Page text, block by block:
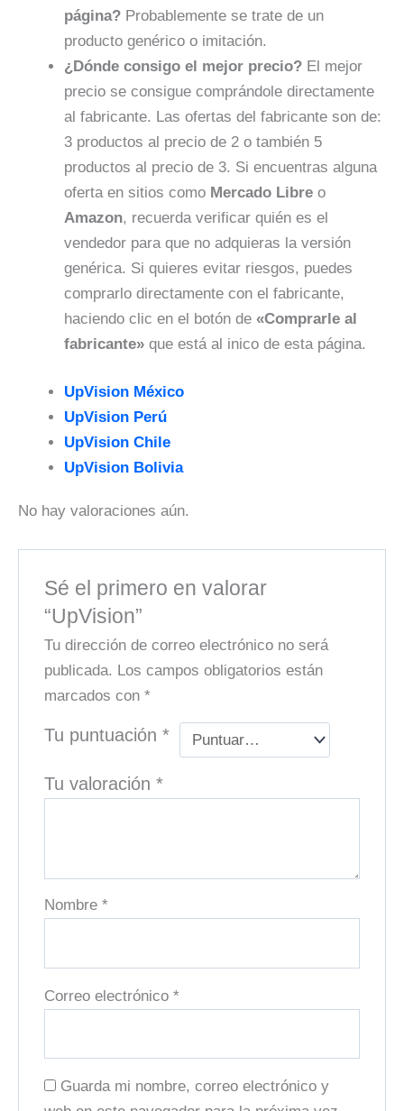
página? Probablemente se trate de un
producto genérico o imitación.
¿Dónde consigo el mejor precio? El mejor
precio se consigue comprándole directamente
al fabricante. Las ofertas del fabricante son de:
3 productos al precio de 2 o también 5
productos al precio de 3. Si encuentras alguna
oferta en sitios como Mercado Libre o
Amazon, recuerda verificar quién es el
vendedor para que no adquieras la versión
genérica. Si quieres evitar riesgos, puedes
comprarlo directamente con el fabricante,
haciendo clic en el botón de «Comprarle al
fabricante» que está al inico de esta página.
UpVision México
UpVision Perú
UpVision Chile
UpVision Bolivia
No hay valoraciones aún.
Sé el primero en valorar
“UpVision”
Tu dirección de correo electrónico no será
publicada. Los campos obligatorios están
marcados con*
Tu puntuación*
Tu valoración*
Nombre*
Correo electrónico*
Guarda mi nombre, correo electrónico y